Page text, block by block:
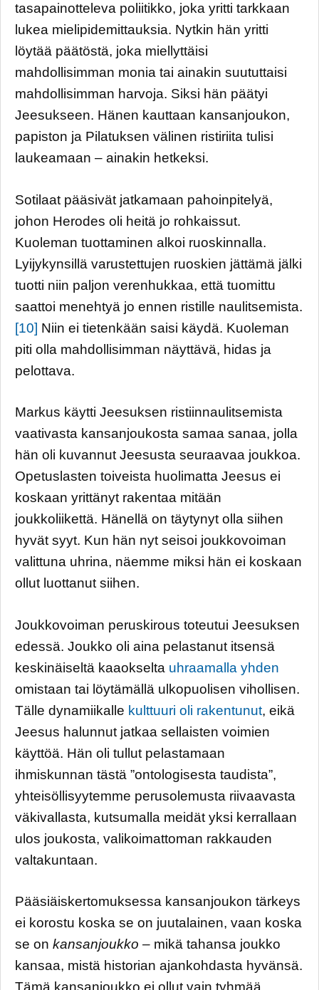
tasapainotteleva poliitikko, joka yritti tarkkaan
lukea mielipidemittauksia. Nytkin hän yritti
löytää päätöstä, joka miellyttäisi
mahdollisimman monia tai ainakin suututtaisi
mahdollisimman harvoja. Siksi hän päätyi
Jeesukseen. Hänen kauttaan kansanjoukon,
papiston ja Pilatuksen välinen ristiriita tulisi
laukeamaan – ainakin hetkeksi.
Sotilaat pääsivät jatkamaan pahoinpitelyä,
johon Herodes oli heitä jo rohkaissut.
Kuoleman tuottaminen alkoi ruoskinnalla.
Lyijykynsillä varustettujen ruoskien jättämä jälki
tuotti niin paljon verenhukkaa, että tuomittu
saattoi menehtyä jo ennen ristille naulitsemista.
[10] Niin ei tietenkään saisi käydä. Kuoleman
piti olla mahdollisimman näyttävä, hidas ja
pelottava.
Markus käytti Jeesuksen ristiinnaulitsemista
vaativasta kansanjoukosta samaa sanaa, jolla
hän oli kuvannut Jeesusta seuraavaa joukkoa.
Opetuslasten toiveista huolimatta Jeesus ei
koskaan yrittänyt rakentaa mitään
joukkoliikettä. Hänellä on täytynyt olla siihen
hyvät syyt. Kun hän nyt seisoi joukkovoiman
valittuna uhrina, näemme miksi hän ei koskaan
ollut luottanut siihen.
Joukkovoiman peruskirous toteutui Jeesuksen
edessä. Joukko oli aina pelastanut itsensä
keskinäiseltä kaaokselta uhraamalla yhden
omistaan tai löytämällä ulkopuolisen vihollisen.
Tälle dynamiikalle kulttuuri oli rakentunut, eikä
Jeesus halunnut jatkaa sellaisten voimien
käyttöä. Hän oli tullut pelastamaan
ihmiskunnan tästä ”ontologisesta taudista”,
yhteisöllisyytemme perusolemusta riivaavasta
väkivallasta, kutsumalla meidät yksi kerrallaan
ulos joukosta, valikoimattoman rakkauden
valtakuntaan.
Pääsiäiskertomuksessa kansanjoukon tärkeys
ei korostu koska se on juutalainen, vaan koska
se on kansanjoukko – mikä tahansa joukko
kansaa, mistä historian ajankohdasta hyvänsä.
Tämä kansanjoukko ei ollut vain tyhmää